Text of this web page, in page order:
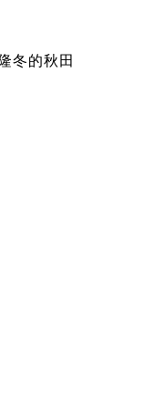
冬的秋田